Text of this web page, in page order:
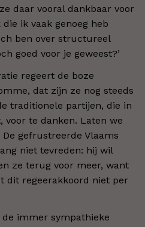
daar vooral dankbaar voor
ik vaak genoeg heb
ben over structureel
goed voor je geweest?’
regeert de boze
dat zijn ze nog steeds
traditionele partijen, die in
voor te danken. Laten we
gefrustreerde Vlaams
niet tevreden: hij wil
ze terug voor meer, want
dit regeerakkoord niet per
immer sympathieke